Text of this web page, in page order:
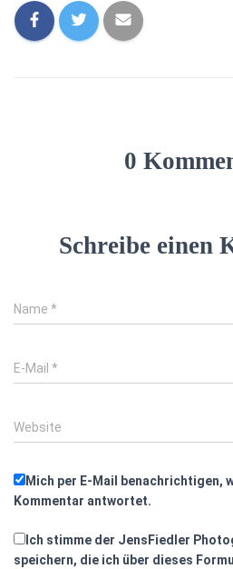
0
Schreibe einen
Name *
E-Mail *
Website
Mich per E-Mail benachrichtigen,
Kommentar antwortet.
Ich stimme der JensFiedler
speichern, die ich über dieses